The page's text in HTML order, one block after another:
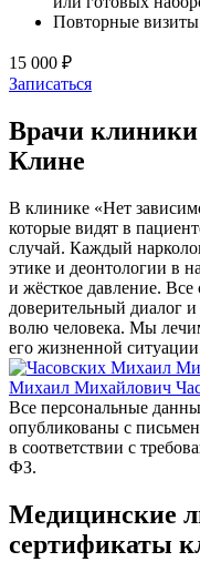
Повторные визиты
15 000 ₽
Записаться
Врачи
Клине
В клинике «Нет
которые видят в
случай. Каждый
этике и деонтологии в
и жёсткое давление.
доверительный диалог
волю человека. Мы
его жизненной
Михаил Михайлович
Все персональные
опубликованы с
в соответствии с
ФЗ.
Медицинские
сертификаты